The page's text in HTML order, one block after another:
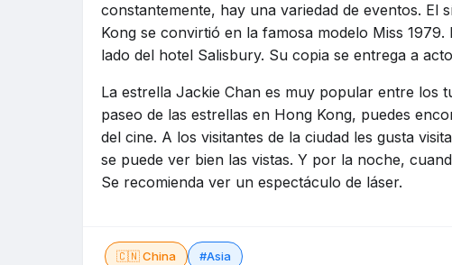
constantemente, hay una variedad de eventos. El
Kong se convirtió en la famosa modelo Miss
lado del hotel Salisbury. Su copia se entrega a
La estrella Jackie Chan es muy popular entre los
paseo de las estrellas en Hong Kong, puedes
del cine. A los visitantes de la ciudad les gusta
se puede ver bien las vistas. Y por la noche,
Se recomienda ver un espectáculo de láser.
🇨🇳 China #Asia